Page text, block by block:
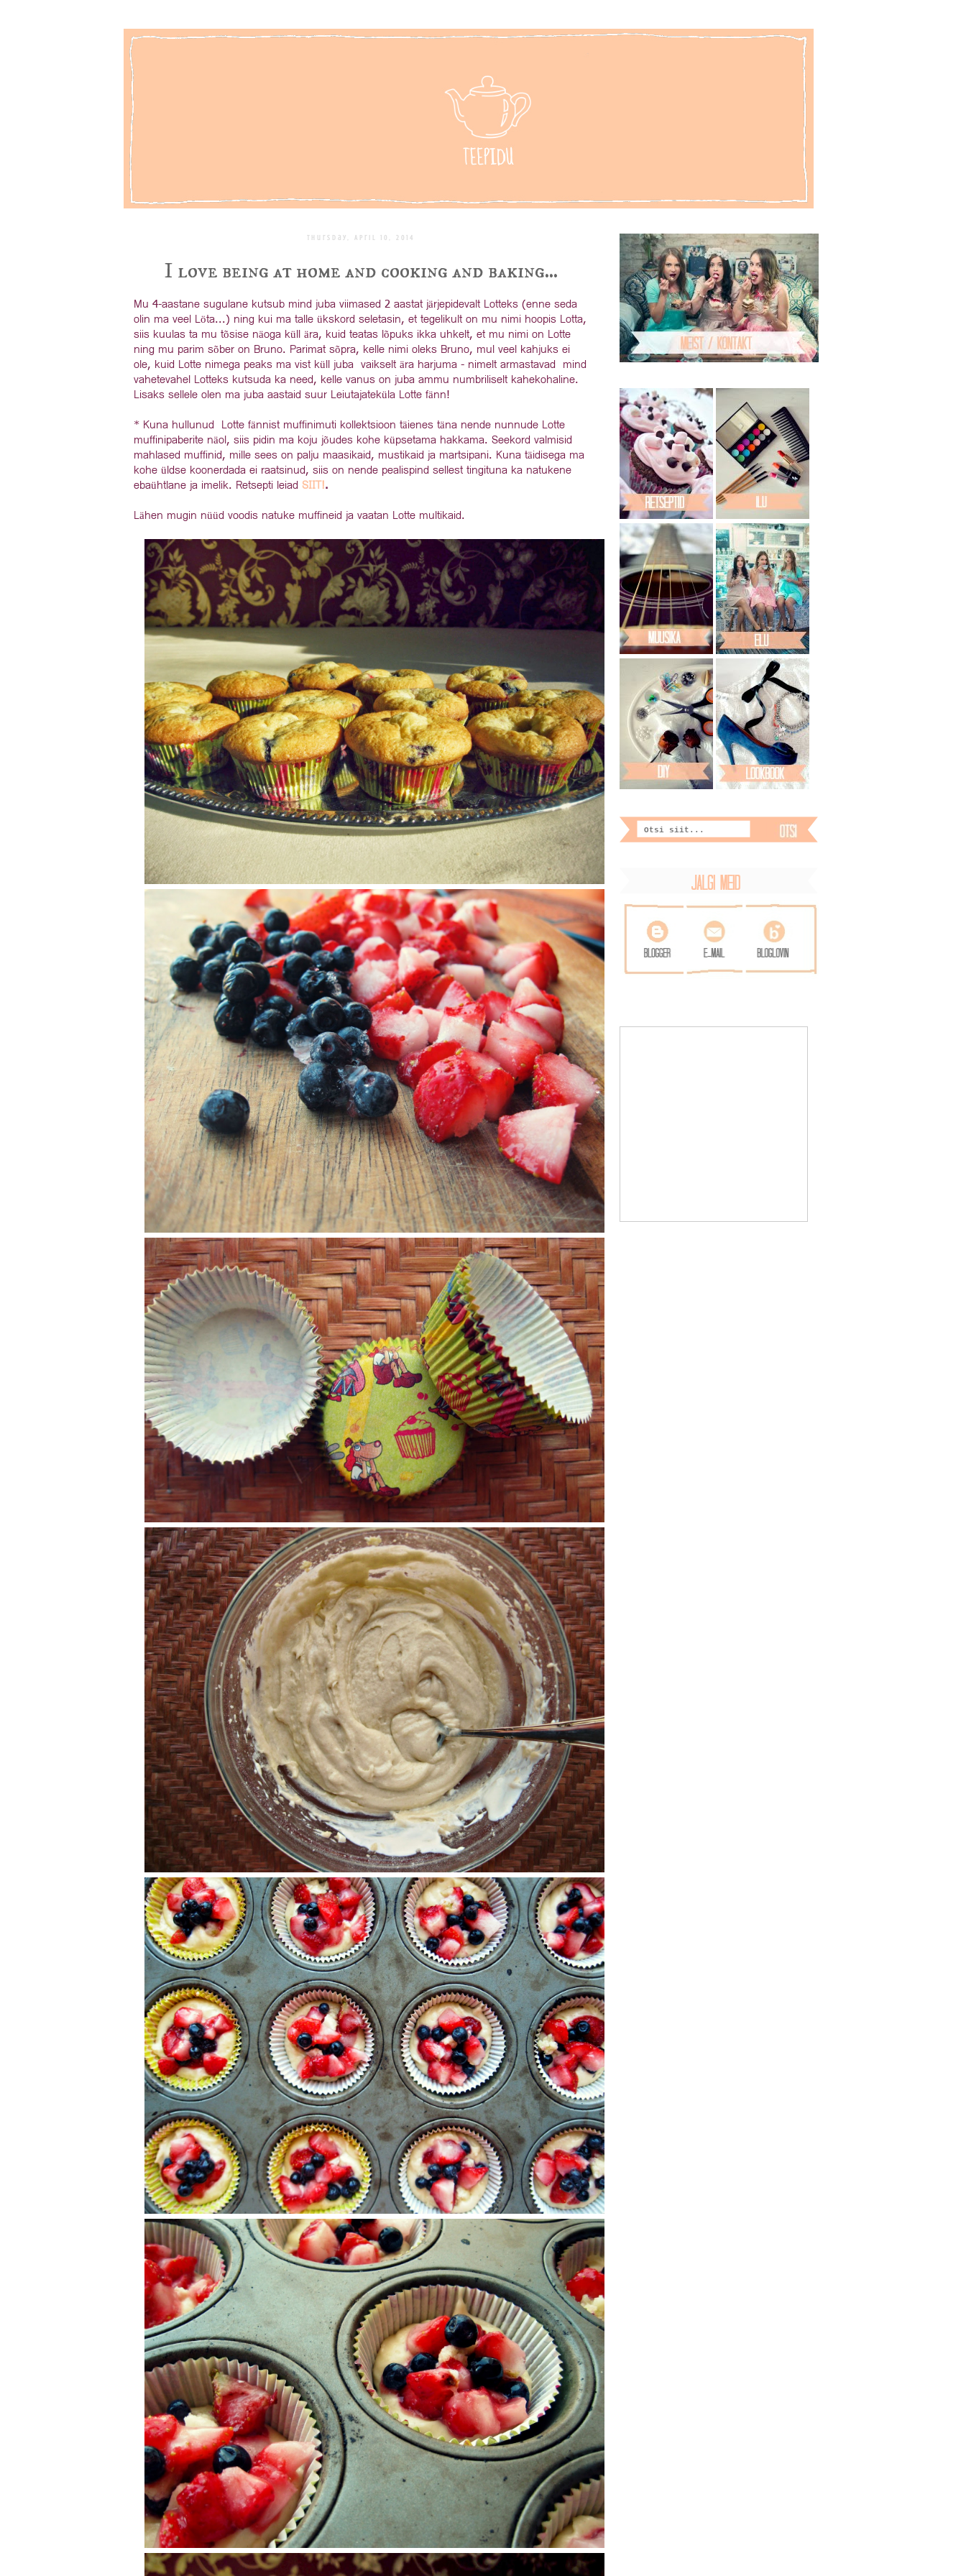
Thursday, April 10, 2014
I love being at home and cooking and baking...
Mu 4-aastane sugulane kutsub mind juba viimased 2 aastat järjepidevalt Lotteks (enne seda
olin ma veel Löta...) ning kui ma talle ükskord seletasin, et tegelikult on mu nimi hoopis Lotta,
siis kuulas ta mu tõsise näoga küll ära, kuid teatas lõpuks ikka uhkelt, et mu nimi on Lotte
ning mu parim sõber on Bruno. Parimat sõpra, kelle nimi oleks Bruno, mul veel kahjuks ei
ole, kuid Lotte nimega peaks ma vist küll juba vaikselt ära harjuma - nimelt armastavad mind
vahetevahel Lotteks kutsuda ka need, kelle vanus on juba ammu numbriliselt kahekohaline.
Lisaks sellele olen ma juba aastaid suur Leiutajateküla Lotte fänn!
* Kuna hullunud Lotte fännist muffinimuti kollektsioon täienes täna nende nunnude Lotte
muffinipaberite näol, siis pidin ma koju jõudes kohe küpsetama hakkama. Seekord valmisid
mahlased muffinid, mille sees on palju maasikaid, mustikaid ja martsipani. Kuna täidisega ma
kohe üldse koonerdada ei raatsinud, siis on nende pealispind sellest tingituna ka natukene
ebaühtlane ja imelik. Retsepti leiad SIIT!.
Lähen mugin nüüd voodis natuke muffineid ja vaatan Lotte multikaid.